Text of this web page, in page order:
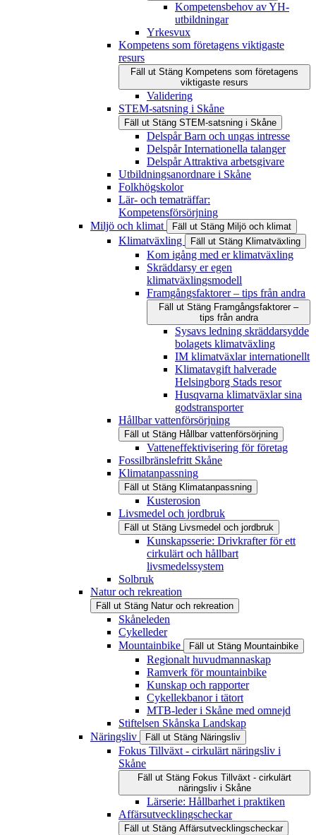
Kompetensbehov av YH-
utbildningar
Yrkesvux
Kompetens som företagens viktigaste
resurs
Fäll ut Stäng Kompetens som företagens
viktigaste resurs
Validering
STEM-satsning i Skåne
Fäll ut Stäng STEM-satsning i Skåne
Delspår Barn och ungas intresse
Delspår Internationella talanger
Delspår Attraktiva arbetsgivare
Utbildningsanordnare i Skåne
Folkhögskolor
Lär- och tematräffar:
Kompetensförsörjning
Miljö och klimat
Fäll ut Stäng Miljö och klimat
Klimatväxling Fäll ut Stäng Klimatväxling
Kom igång med er klimatväxling
Skräddarsy er egen
klimatväxlingsmodell
Framgångsfaktorer – tips från andra
Fäll ut Stäng Framgångsfaktorer –
tips från andra
Sysavs ledning skräddarsydde
bolagets klimatväxling
IM klimatväxlar internationellt
Klimatavgift halverade
Helsingborg Stads resor
Husqvarna klimatväxlar sina
godstransporter
Hållbar vattenförsörjning
Fäll ut Stäng Hållbar vattenförsörjning
Vatteneffektivisering för företag
Fossilbränslefritt Skåne
Klimatanpassning
Fäll ut Stäng Klimatanpassning
Kusterosion
Livsmedel och jordbruk
Fäll ut Stäng Livsmedel och jordbruk
Kunskapsserie: Drivkrafter för ett
cirkulärt och hållbart
livsmedelssystem
Solbruk
Natur och rekreation
Fäll ut Stäng Natur och rekreation
Skåneleden
Cykelleder
Mountainbike
Fäll ut Stäng Mountainbike
Regionalt huvudmannaskap
Ramverk för mountainbike
Kunskap och rapporter
Cykellekbanor i tätort
MTB-leder i Skåne med omnejd
Stiftelsen Skånska Landskap
Näringsliv
Fäll ut Stäng Näringsliv
Fokus Tillväxt - cirkulärt näringsliv i
Skåne
Fäll ut Stäng Fokus Tillväxt - cirkulärt
näringsliv i Skåne
Lärserie: Hållbarhet i praktiken
Affärsutvecklingscheckar
Fäll ut Stäng Affärsutvecklingscheckar